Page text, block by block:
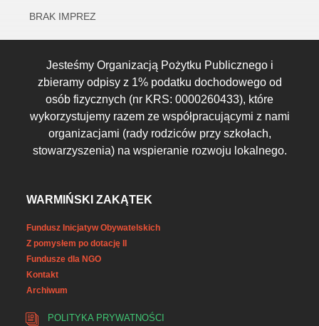
BRAK IMPREZ
Jesteśmy Organizacją Pożytku Publicznego i
zbieramy odpisy z 1% podatku dochodowego od
osób fizycznych (nr KRS: 0000260433), które
wykorzystujemy razem ze współpracującymi z nami
organizacjami (rady rodziców przy szkołach,
stowarzyszenia) na wspieranie rozwoju lokalnego.
WARMIŃSKI ZAKĄTEK
Fundusz Inicjatyw Obywatelskich
Z pomysłem po dotację II
Fundusze dla NGO
Kontakt
Archiwum
POLITYKA PRYWATNOŚCI